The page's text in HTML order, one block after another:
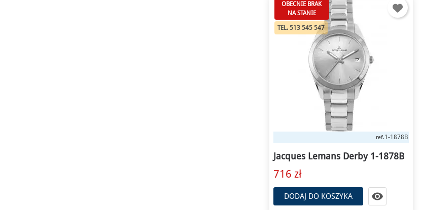
OBECNIE BRAK
NA STANIE
TEL. 513 545 547
ref.1-1878B
Jacques Lemans Derby 1-1878B
716 zł
DODAJ DO KOSZYKA 